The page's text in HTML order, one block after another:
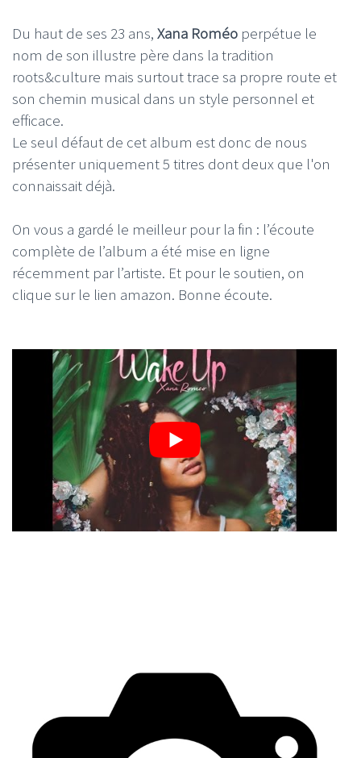
Du haut de ses 23 ans, Xana Roméo perpétue le
nom de son illustre père dans la tradition
roots&culture mais surtout trace sa propre route et
son chemin musical dans un style personnel et
efficace.
Le seul défaut de cet album est donc de nous
présenter uniquement 5 titres dont deux que l'on
connaissait déjà.
On vous a gardé le meilleur pour la fin : l’écoute
complète de l’album a été mise en ligne
récemment par l’artiste. Et pour le soutien, on
clique sur le lien amazon. Bonne écoute.